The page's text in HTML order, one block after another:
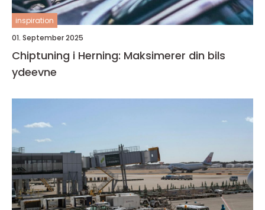
inspiration
01. September 2025
Chiptuning i Herning: Maksimerer din bils
ydeevne